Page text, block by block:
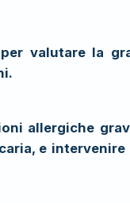
valutare la
allergiche
e intervenire